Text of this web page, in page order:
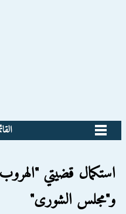
استكمال قضيتي
و"مجلس الشورى"